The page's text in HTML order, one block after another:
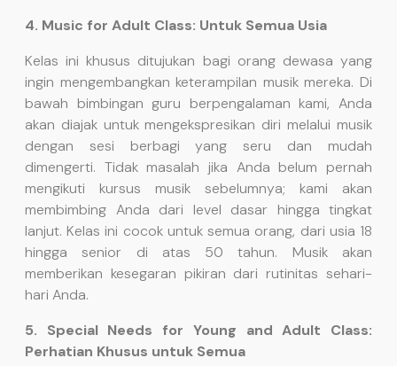
4. Music for Adult Class: Untuk Semua Usia
Kelas ini khusus ditujukan bagi orang dewasa yang
ingin mengembangkan keterampilan musik mereka. Di
bawah bimbingan guru berpengalaman kami, Anda
akan diajak untuk mengekspresikan diri melalui musik
dengan sesi berbagi yang seru dan mudah
dimengerti. Tidak masalah jika Anda belum pernah
mengikuti kursus musik sebelumnya; kami akan
membimbing Anda dari level dasar hingga tingkat
lanjut. Kelas ini cocok untuk semua orang, dari usia 18
hingga senior di atas 50 tahun. Musik akan
memberikan kesegaran pikiran dari rutinitas sehari-
hari Anda.
5. Special Needs for Young and Adult Class:
Perhatian Khusus untuk Semua